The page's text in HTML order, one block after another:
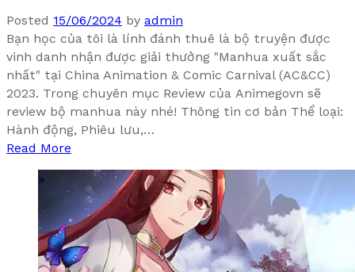
Posted 15/06/2024 by admin
Bạn học của tôi là lính đánh thuê là bộ truyện được
vinh danh nhận được giải thưởng "Manhua xuất sắc
nhất" tại China Animation & Comic Carnival (AC&CC)
2023. Trong chuyên mục Review của Animegovn sẽ
review bộ manhua này nhé! Thông tin cơ bản Thể loại:
Hành động, Phiêu lưu,…
Read More